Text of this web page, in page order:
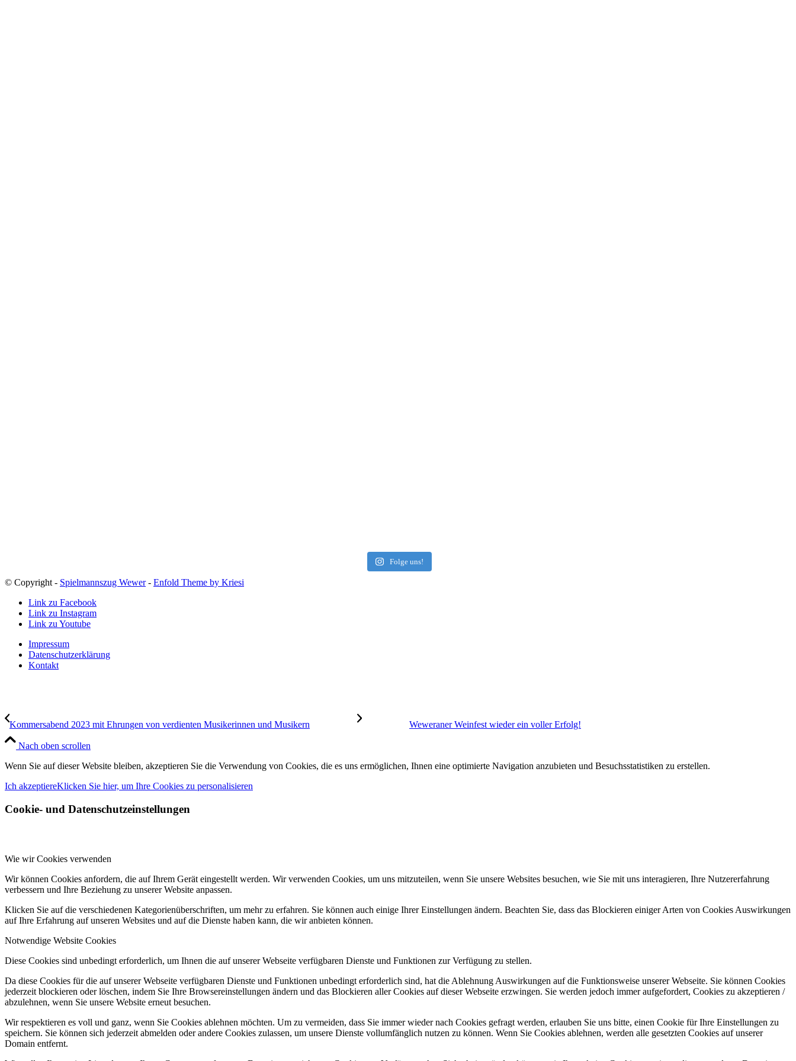
Folge uns!
© Copyright - Spielmannszug Wewer- Enfold Theme by Kriesi
Link zu Facebook
Link zu Instagram
Link zu Youtube
Impressum
Datenschutzerklärung
Kontakt
Kommersabend 2023 mit Ehrungen von verdienten Musikerinnen und Musikern Weweraner Weinfest wieder ein voller Erfolg!
Nach oben scrollen
Wenn Sie auf dieser Website bleiben, akzeptieren Sie die Verwendung von Cookies, die es uns ermöglichen, Ihnen eine optimierte Navigation anzubieten und Besuchsstatistiken zu erstellen.
Ich akzeptiereKlicken Sie hier, um Ihre Cookies zu personalisieren
Cookie- und Datenschutzeinstellungen
Wie wir Cookies verwenden
Wir können Cookies anfordern, die auf Ihrem Gerät eingestellt werden. Wir verwenden Cookies, um uns mitzuteilen, wenn Sie unsere Websites besuchen, wie Sie mit uns interagieren, Ihre Nutzererfahrung
verbessern und Ihre Beziehung zu unserer Website anpassen.
Klicken Sie auf die verschiedenen Kategorienüberschriften, um mehr zu erfahren. Sie können auch einige Ihrer Einstellungen ändern. Beachten Sie, dass das Blockieren einiger Arten von Cookies Auswirkungen
auf Ihre Erfahrung auf unseren Websites und auf die Dienste haben kann, die wir anbieten können.
Notwendige Website Cookies
Diese Cookies sind unbedingt erforderlich, um Ihnen die auf unserer Webseite verfügbaren Dienste und Funktionen zur Verfügung zu stellen.
Da diese Cookies für die auf unserer Webseite verfügbaren Dienste und Funktionen unbedingt erforderlich sind, hat die Ablehnung Auswirkungen auf die Funktionsweise unserer Webseite. Sie können Cookies
jederzeit blockieren oder löschen, indem Sie Ihre Browsereinstellungen ändern und das Blockieren aller Cookies auf dieser Webseite erzwingen. Sie werden jedoch immer aufgefordert, Cookies zu akzeptieren /
abzulehnen, wenn Sie unsere Website erneut besuchen.
Wir respektieren es voll und ganz, wenn Sie Cookies ablehnen möchten. Um zu vermeiden, dass Sie immer wieder nach Cookies gefragt werden, erlauben Sie uns bitte, einen Cookie für Ihre Einstellungen zu
speichern. Sie können sich jederzeit abmelden oder andere Cookies zulassen, um unsere Dienste vollumfänglich nutzen zu können. Wenn Sie Cookies ablehnen, werden alle gesetzten Cookies auf unserer
Domain entfernt.